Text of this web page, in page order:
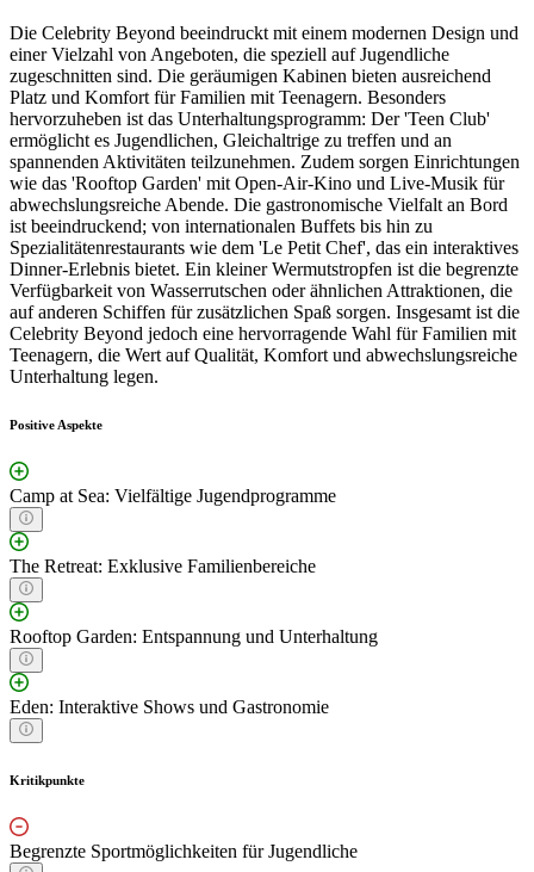
Die Celebrity Beyond beeindruckt mit einem modernen Design und
einer Vielzahl von Angeboten, die speziell auf Jugendliche
zugeschnitten sind. Die geräumigen Kabinen bieten ausreichend
Platz und Komfort für Familien mit Teenagern. Besonders
hervorzuheben ist das Unterhaltungsprogramm: Der 'Teen Club'
ermöglicht es Jugendlichen, Gleichaltrige zu treffen und an
spannenden Aktivitäten teilzunehmen. Zudem sorgen Einrichtungen
wie das 'Rooftop Garden' mit Open-Air-Kino und Live-Musik für
abwechslungsreiche Abende. Die gastronomische Vielfalt an Bord
ist beeindruckend; von internationalen Buffets bis hin zu
Spezialitätenrestaurants wie dem 'Le Petit Chef', das ein interaktives
Dinner-Erlebnis bietet. Ein kleiner Wermutstropfen ist die begrenzte
Verfügbarkeit von Wasserrutschen oder ähnlichen Attraktionen, die
auf anderen Schiffen für zusätzlichen Spaß sorgen. Insgesamt ist die
Celebrity Beyond jedoch eine hervorragende Wahl für Familien mit
Teenagern, die Wert auf Qualität, Komfort und abwechslungsreiche
Unterhaltung legen.
Positive Aspekte
Camp at Sea: Vielfältige Jugendprogramme
The Retreat: Exklusive Familienbereiche
Rooftop Garden: Entspannung und Unterhaltung
Eden: Interaktive Shows und Gastronomie
Kritikpunkte
Begrenzte Sportmöglichkeiten für Jugendliche